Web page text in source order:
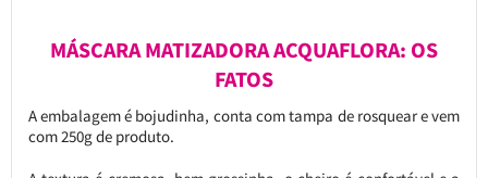
MÁSCARA MATIZADORA ACQUAFLORA: OS
FATOS
A embalagem é bojudinha, conta com tampa de rosquear e vem
com 250g de produto.